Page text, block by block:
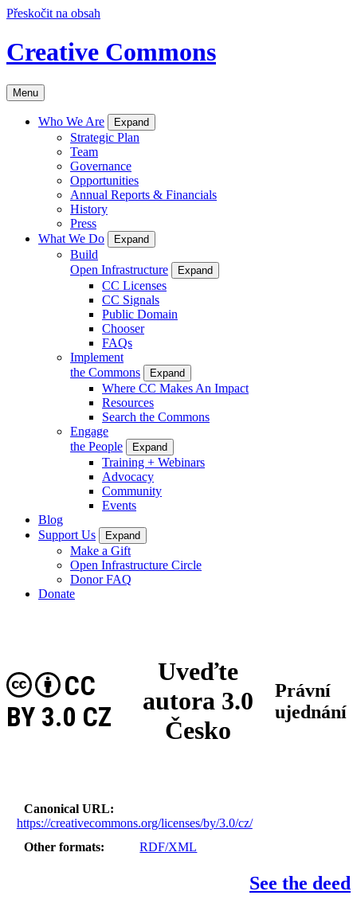
Přeskočit na obsah
Creative Commons
Menu
Who We Are Expand
Strategic Plan
Team
Governance
Opportunities
Annual Reports & Financials
History
Press
What We Do
Expand
Build
Open Infrastructure
Expand
CC Licenses
CC Signals
Public Domain
Chooser
FAQs
Implement
the Commons
Expand
Where CC Makes An Impact
Resources
Search the Commons
Engage
the People
Expand
Training + Webinars
Advocacy
Community
Events
Blog
Support Us
Expand
Make a Gift
Open Infrastructure Circle
Donor FAQ
Donate
Uveďte
autora 3.0
Česko
CC
BY 3.0 CZ
Právní
ujednání
Canonical URL
https://creativecommons.org/licenses/by/3.0/cz/
Other formats
RDF/XML
See the deed